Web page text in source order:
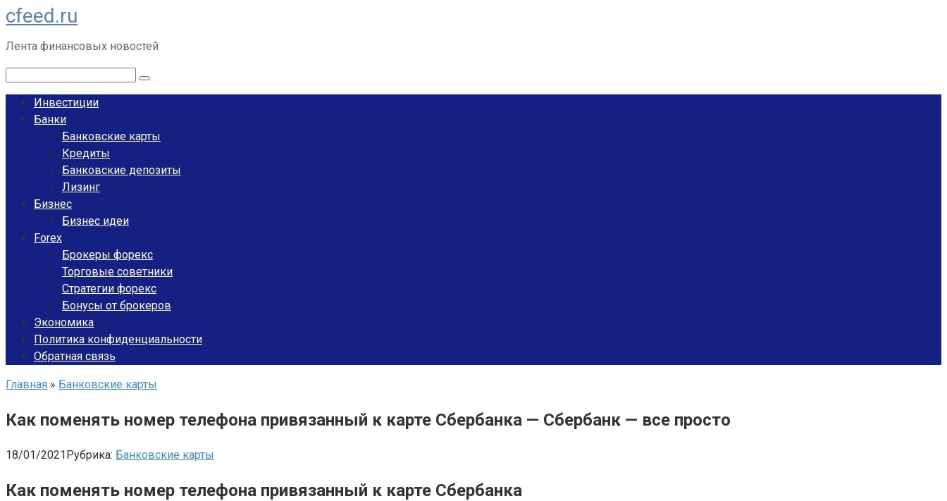
Перейти
к
контенту
cfeed.ru
Лента финансовых новостей
Инвестиции
Банки
Банковские карты
Кредиты
Банковские депозиты
Лизинг
Бизнес
Бизнес идеи
Forex
Брокеры форекс
Торговые советники
Стратегии форекс
Бонусы от брокеров
Экономика
Политика конфиденциальности
Обратная связь
Главная » Банковские карты
Как поменять номер телефона привязанный к карте Cбербанка — Сбербанк — все просто
18/01/2021Рубрика: Банковские карты
Как поменять номер телефона привязанный к карте Cбербанка